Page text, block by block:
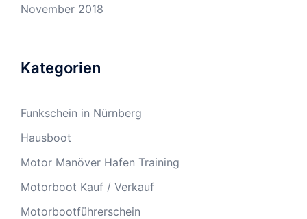
November 2018
Kategorien
Funkschein in Nürnberg
Hausboot
Motor Manöver Hafen Training
Motorboot Kauf / Verkauf
Motorbootführerschein